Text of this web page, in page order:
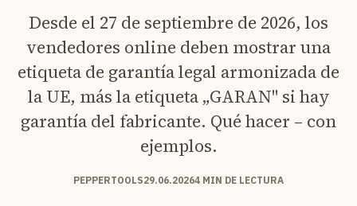
Desde el 27 de septiembre de 2026, los
vendedores online deben mostrar una
etiqueta de garantía legal armonizada de
la UE, más la etiqueta „GARAN" si hay
garantía del fabricante. Qué hacer – con
ejemplos.
PEPPERTOOLS29.06.20264 MIN DE LECTURA